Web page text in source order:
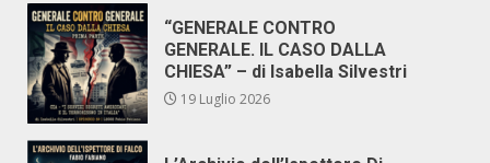
“GENERALE CONTRO
GENERALE. IL CASO DALLA
CHIESA” – di Isabella Silvestri
19 Luglio 2026